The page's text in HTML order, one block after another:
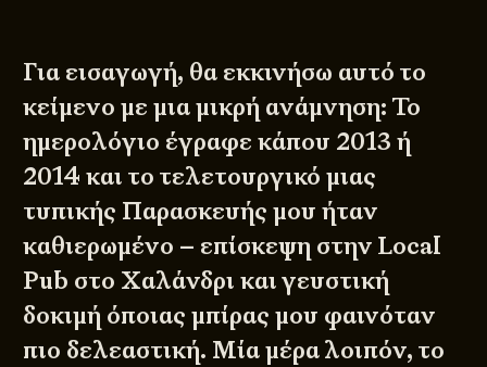
Για εισαγωγή, θα εκκινήσω αυτό το
κείμενο με μια μικρή ανάμνηση: Το
ημερολόγιο έγραφε κάπου 2013 ή
2014 και το τελετουργικό μιας
τυπικής Παρασκευής μου ήταν
καθιερωμένο – επίσκεψη στην Local
Pub στο Χαλάνδρι και γευστική
δοκιμή όποιας μπίρας μου φαινόταν
πιο δελεαστική. Μία μέρα λοιπόν, το